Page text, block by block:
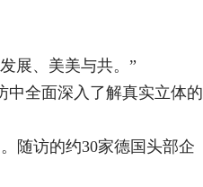
展、美美与共。”
中全面深入了解真实立体的
随访的约30家德国头部企